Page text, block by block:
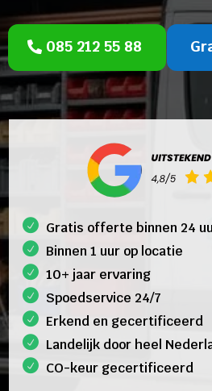
085 212 55 88
Gratis offerte binnen 24
Binnen 1 uur op locatie
10+ jaar ervaring
Spoedservice 24/7
Erkend en gecertificeerd
Landelijk door heel
CO-keur gecertificeerd